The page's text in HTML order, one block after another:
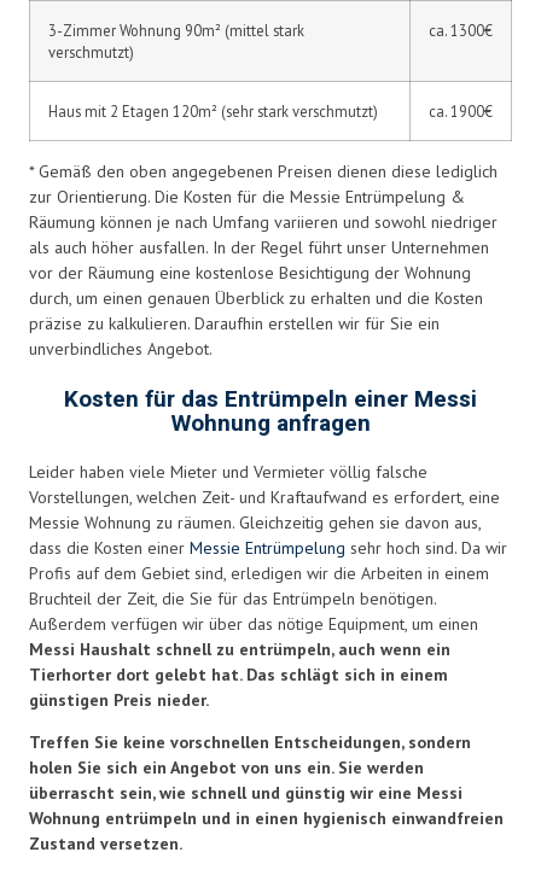
3-Zimmer Wohnung 90m² (mittel stark
verschmutzt)
ca. 1300€
Haus mit 2 Etagen 120m² (sehr stark verschmutzt) ca. 1900€
* Gemäß den oben angegebenen Preisen dienen diese lediglich
zur Orientierung. Die Kosten für die Messie Entrümpelung &
Räumung können je nach Umfang variieren und sowohl niedriger
als auch höher ausfallen. In der Regel führt unser Unternehmen
vor der Räumung eine kostenlose Besichtigung der Wohnung
durch, um einen genauen Überblick zu erhalten und die Kosten
präzise zu kalkulieren. Daraufhin erstellen wir für Sie ein
unverbindliches Angebot.
Kosten für das Entrümpeln einer Messi
Wohnung anfragen
Leider haben viele Mieter und Vermieter völlig falsche
Vorstellungen, welchen Zeit- und Kraftaufwand es erfordert, eine
Messie Wohnung zu räumen. Gleichzeitig gehen sie davon aus,
dass die Kosten einer Messie Entrümpelung sehr hoch sind. Da wir
Profis auf dem Gebiet sind, erledigen wir die Arbeiten in einem
Bruchteil der Zeit, die Sie für das Entrümpeln benötigen.
Außerdem verfügen wir über das nötige Equipment, um einen
Messi Haushalt schnell zu entrümpeln, auch wenn ein
Tierhorter dort gelebt hat. Das schlägt sich in einem
günstigen Preis nieder.
Treffen Sie keine vorschnellen Entscheidungen, sondern
holen Sie sich ein Angebot von uns ein. Sie werden
überrascht sein, wie schnell und günstig wir eine Messi
Wohnung entrümpeln und in einen hygienisch einwandfreien
Zustand versetzen.